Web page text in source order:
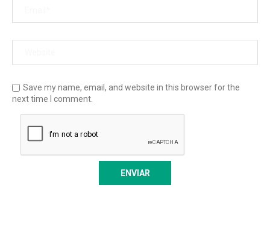
Save my name, email, and website in this browser for the
next time I comment.